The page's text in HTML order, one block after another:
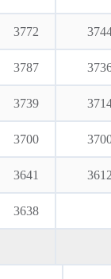
3772
3787
3739
3700
3641
3638